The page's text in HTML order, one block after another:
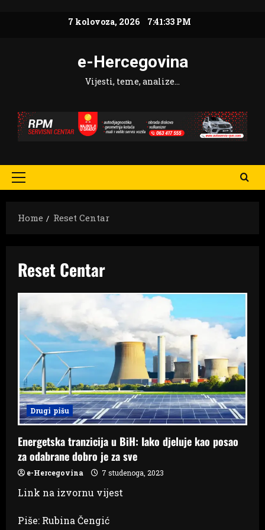
7 kolovoza, 2026 7:41:34 PM
e-Hercegovina
Vijesti, teme, analize…
Primary
Home
Reset Centar
Reset Centar
Drugi pišu
Energetska tranzicija u BiH: Iako djeluje kao posao
za odabrane dobro je za sve
e-Hercegovina 7 studenoga, 2023
Link na izvornu vijest
Piše: Rubina Čengić